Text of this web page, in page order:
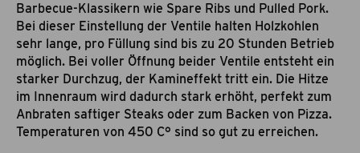
Barbecue-Klassikern wie Spare Ribs und Pulled Pork.
Bei dieser Einstellung der Ventile halten Holzkohlen
sehr lange, pro Füllung sind bis zu 20 Stunden Betrieb
möglich. Bei voller Öffnung beider Ventile entsteht ein
starker Durchzug, der Kamineffekt tritt ein. Die Hitze
im Innenraum wird dadurch stark erhöht, perfekt zum
Anbraten saftiger Steaks oder zum Backen von Pizza.
Temperaturen von 450 C° sind so gut zu erreichen.